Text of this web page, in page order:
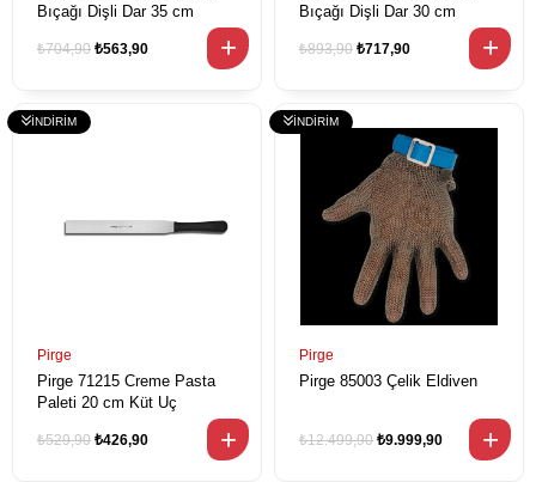
Bıçağı Dişli Dar 35 cm
₺563,90
₺704,90
Bıçağı Dişli Dar 30 cm
₺717,90
₺893,90
Pirge
Pirge 71215 Creme Pasta
Paleti 20 cm Küt Uç
₺426,90
₺529,90
Pirge
Pirge 85003 Çelik Eldiven
₺9.999,90
₺12.499,90